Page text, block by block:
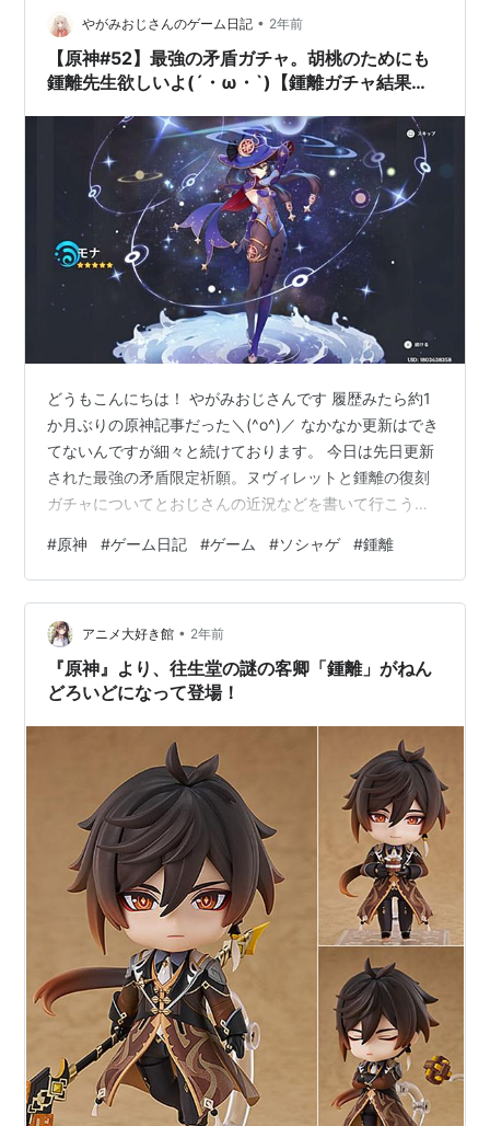
ゃねーか、この野郎！ ここで会ったが百年目！お命頂
戴！！ ｢『十一執…
やがみおじさんのゲーム日記 • 2年前
【原神#52】最強の矛盾ガチャ。胡桃のためにも
鍾離先生欲しいよ(´・ω・`)【鍾離ガチャ結果＋
どうもこんにちは！ やがみおじさんです 履歴みたら約1
か月ぶりの原神記事だった＼(^o^)／ なかなか更新はでき
てないんですが細々と続けております。 今日は先日更新
された最強の矛盾限定祈願。ヌヴィレットと鍾離の復刻
ガチャについてとおじさんの近況などを書いて行こうと
#原神 #ゲーム日記 #ゲーム #ソシャゲ #鍾離
アニメ大好き館 • 2年前
『原神』より、往生堂の謎の客卿「鍾離」がねん
どろいどになって登場！